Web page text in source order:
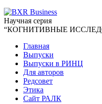
Научная серия
“КОГНИТИВНЫЕ
Главная
Выпуски
Выпуски в РИНЦ
Для авторов
Редсовет
Этика
Сайт РАЛК